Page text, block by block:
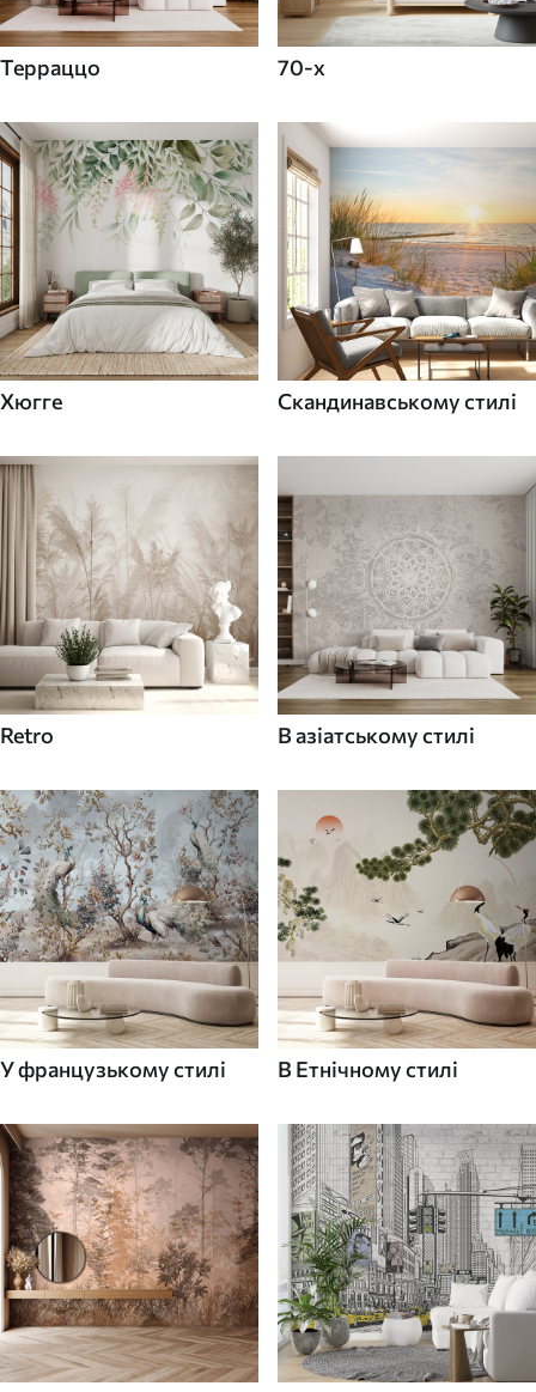
Терраццо 70-х
Хюгге Скандинавському стилі
Retro В азіатському стилі
У французькому стилі В Етнічному стилі